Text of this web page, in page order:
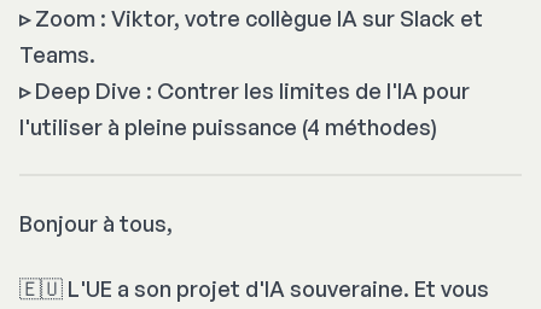
▹Zoom : Viktor, votre collègue IA sur Slack et
Teams.
▹Deep Dive : Contrer les limites de l'IA pour
l'utiliser à pleine puissance (4 méthodes)
Bonjour à tous,
🇪🇺 L'UE a son projet d'IA souveraine. Et vous